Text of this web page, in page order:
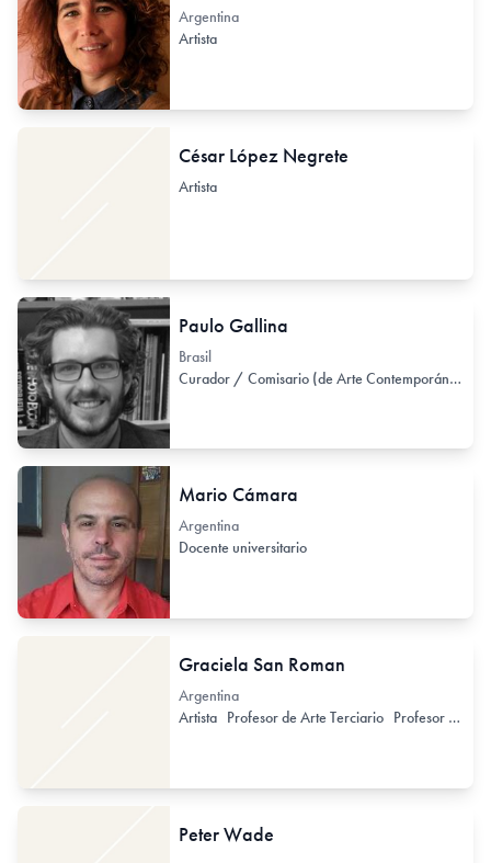
Argentina
Artista
César López Negrete
Artista
Paulo Gallina
Brasil
Curador / Comisario (de Arte Contemporáneo)
Mario Cámara
Argentina
Docente universitario
Graciela San Roman
Argentina
Artista Profesor de Arte Terciario Profesor / Docente no formal
Peter Wade